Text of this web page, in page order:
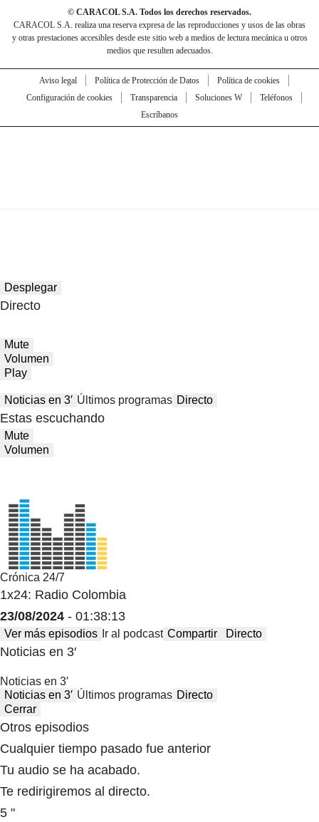
© CARACOL S.A. Todos los derechos reservados.
CARACOL S.A. realiza una reserva expresa de las reproducciones y usos de las obras
y otras prestaciones accesibles desde este sitio web a medios de lectura mecánica u otros
medios que resulten adecuados.
Aviso legal Política de Protección de Datos
Política de cookies
Configuración de cookies
Transparencia Soluciones W
Teléfonos
Escríbanos
Desplegar
Directo
Mute
Volumen
Play
Noticias en 3′ Últimos programas Directo
Estas escuchando
Mute
Volumen
Crónica 24/7
1x24: Radio Colombia
23/08/2024 - 01:38:13
Ver más episodios Ir al podcast Compartir Directo
Noticias en 3′
Noticias en 3′
Noticias en 3′ Últimos programas Directo
Cerrar
Otros episodios
Cualquier tiempo pasado fue anterior
Tu audio se ha acabado.
Te redirigiremos al directo.
5 "